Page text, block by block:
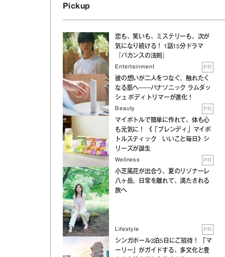
Pickup
恋も、笑いも、ミステリーも。次が
気になり続ける！ 1話15分ドラマ
『バカンスの法則』
Entertainment PR
彼の想いが二人をつなぐ。触れたく
なる肌へ──パナソニック ラムダッ
シュ ボディトリマーが進化！
Beauty PR
マイボトルで簡単に作れて、体も心
も元気に！ 《「ブレンディ」マイボ
トルスティック いいこと毎日》シ
リーズが誕生
Wellness PR
小芝風花が出合う、夏のリゾナーレ
八ヶ岳。日常を離れて、満たされる
旅へ
Lifestyle PR
シンガポール3泊5日にご招待！ 「マ
ーリー」がガイドする、多文化と豊